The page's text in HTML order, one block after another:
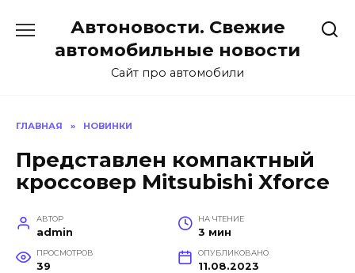
содержанию
Автоновости. Свежие
автомобильные новости
Сайт про автомобили
ГЛАВНАЯ » НОВИНКИ
Представлен компактный
кроссовер Mitsubishi Xforce
АВТОР
admin
НА ЧТЕНИЕ
3 мин
ПРОСМОТРОВ
39
ОПУБЛИКОВАНО
11.08.2023